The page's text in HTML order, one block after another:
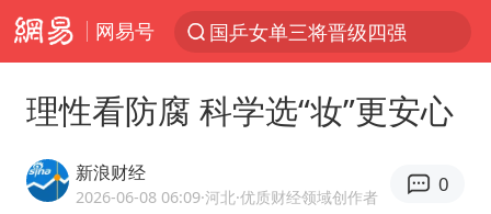
网易号
国乒女单三将晋级四强
陈思诚零点晒照为佟丽娅庆生
央视新主播李秋莹孙亚鹏亮相
理性看防腐 科学选“妆”更安心
新浪财经
2026-06-08 06:09·河北·优质财经领域创作者
0